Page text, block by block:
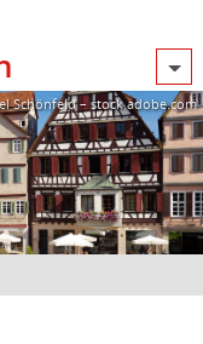
Schönfeld – stock.adobe.com